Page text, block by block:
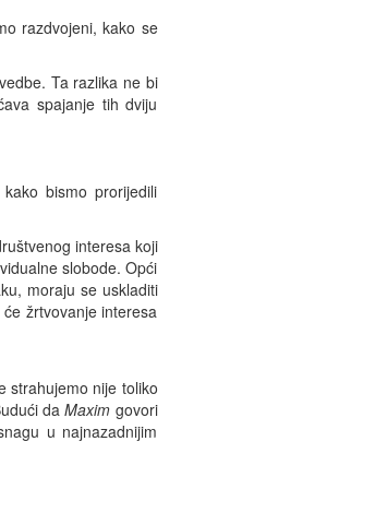
razdvojeni, kako se
Ta razlika ne bi
spajanje tih dviju
bismo prorijedili
interesa koji
slobode. Opći
moraju se uskladiti
žrtvovanje interesa
strahujemo nije toliko
daMaxim govori
u najnazadnijim